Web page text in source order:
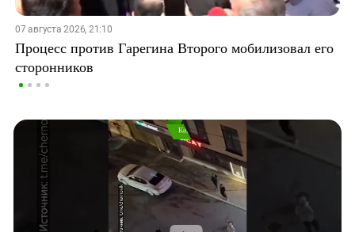
07 августа 2026, 21:10
Процесс против Гарегина Второго мобилизовал его
сторонников